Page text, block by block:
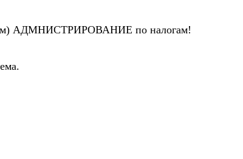
АДМНИСТРИРОВАНИЕ по налогам!